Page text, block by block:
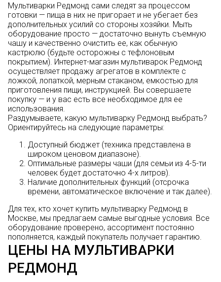
Мультиварки Редмонд сами следят за процессом
готовки — пища в них не пригорает и не убегает без
дополнительных усилий со стороны хозяйки. Мыть
оборудование просто — достаточно вынуть съемную
чашу и качественно очистить ее, как обычную
кастрюлю (будьте осторожны с тефлоновым
покрытием). Интернет-магазин мультиварок Редмонд
осуществляет продажу агрегатов в комплекте с
ложкой, лопаткой, мерным стаканом, емкостью для
приготовления пищи, инструкцией. Вы совершаете
покупку — и у вас есть все необходимое для ее
использования.
Раздумываете, какую мультиварку Редмонд выбрать?
Ориентируйтесь на следующие параметры:
Доступный бюджет (техника представлена в
широком ценовом диапазоне).
Оптимальные размеры чаши (для семьи из 4-5-ти
человек будет достаточно 4-х литров).
Наличие дополнительных функций (отсрочка
времени, автоматическое включение и так далее).
Для тех, кто хочет купить мультиварку Редмонд в
Москве, мы предлагаем самые выгодные условия. Все
оборудование проверено, ассортимент постоянно
пополняется, каждый покупатель получает гарантию.
ЦЕНЫ НА МУЛЬТИВАРКИ
РЕДМОНД